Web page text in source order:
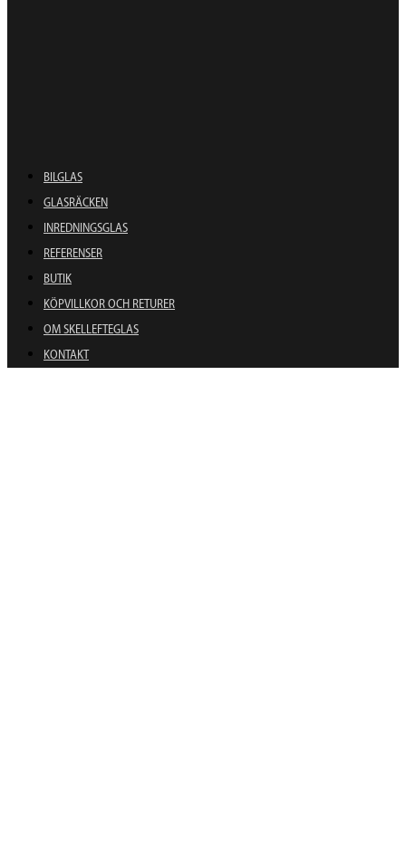
BILGLAS
GLASRÄCKEN
INREDNINGSGLAS
REFERENSER
BUTIK
KÖPVILLKOR OCH RETURER
OM SKELLEFTEGLAS
KONTAKT